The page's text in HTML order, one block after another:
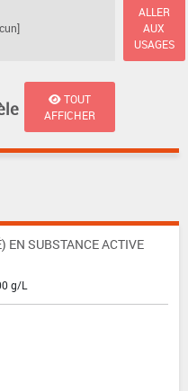
ALLER
AUX
USAGES
TOUT
AFFICHER
EN SUBSTANCE ACTIVE
g/L